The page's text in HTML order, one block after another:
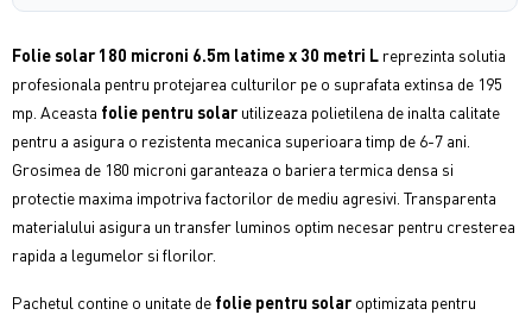
Folie solar 180 microni 6.5m latime x 30 metri L reprezinta solutia
profesionala pentru protejarea culturilor pe o suprafata extinsa de 195
mp. Aceasta folie pentru solarutilizeaza polietilena de inalta calitate
pentru a asigura o rezistenta mecanica superioara timp de 6-7 ani.
Grosimea de 180 microni garanteaza o bariera termica densa si
protectie maxima impotriva factorilor de mediu agresivi. Transparenta
materialului asigura un transfer luminos optim necesar pentru cresterea
rapida a legumelor si florilor.
Pachetul contine o unitate de folie pentru solaroptimizata pentru